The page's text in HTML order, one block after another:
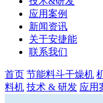
应用案例
新闻资讯
关于安捷能
联系我们
首页 节能料斗干燥机
料机 技术 & 研发 应用